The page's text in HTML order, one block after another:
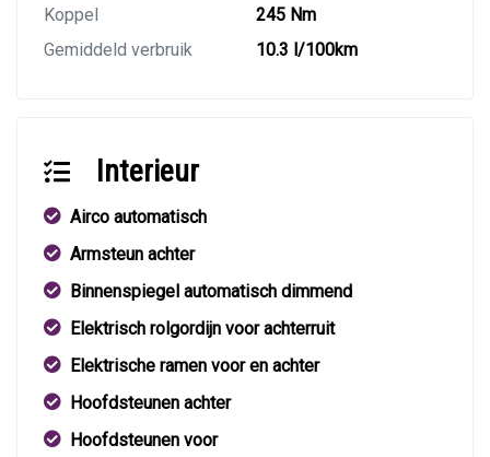
Koppel
245 Nm
Gemiddeld verbruik
10.3 l/100km
Interieur
Airco automatisch
Armsteun achter
Binnenspiegel automatisch dimmend
Elektrisch rolgordijn voor achterruit
Elektrische ramen voor en achter
Hoofdsteunen achter
Hoofdsteunen voor